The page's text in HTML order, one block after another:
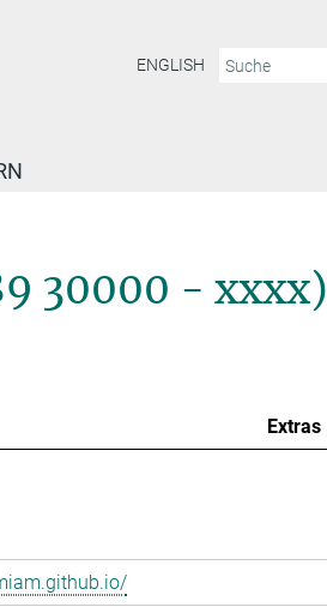
ENGLISH
30000 - xxxx)
Extras